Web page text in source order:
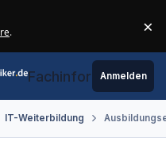
. ×
Fachinformatiker.de
Anmelden
IT-Weiterbildung